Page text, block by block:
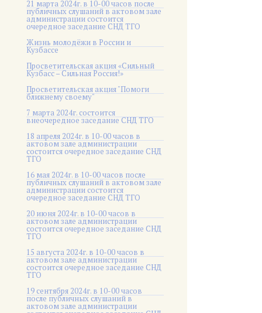
21 марта 2024г. в 10-00 часов после
публичных слушаний в актовом зале
администрации состоится
очередное заседание СНД ТГО
Жизнь молодёжи в России и
Кузбассе
Просветительская акция «Сильный
Кузбасс – Сильная Россия!»
Просветительская акция "Помоги
ближнему своему"
7 марта 2024г. состоится
внеочередное заседание СНД ТГО
18 апреля 2024г. в 10-00 часов в
актовом зале администрации
состоится очередное заседание СНД
ТГО
16 мая 2024г. в 10-00 часов после
публичных слушаний в актовом зале
администрации состоится
очередное заседание СНД ТГО
20 июня 2024г. в 10-00 часов в
актовом зале администрации
состоится очередное заседание СНД
ТГО
15 августа 2024г. в 10-00 часов в
актовом зале администрации
состоится очередное заседание СНД
ТГО
19 сентября 2024г. в 10-00 часов
после публичных слушаний в
актовом зале администрации